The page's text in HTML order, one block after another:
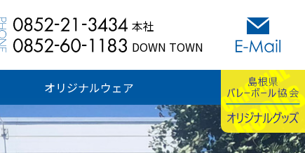
本社
DOWN TOWN
オリジナルウェア